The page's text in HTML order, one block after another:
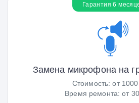
Гарантия 6
Замена микрофона на
Стоимость:от 1000
Время ремонта:от